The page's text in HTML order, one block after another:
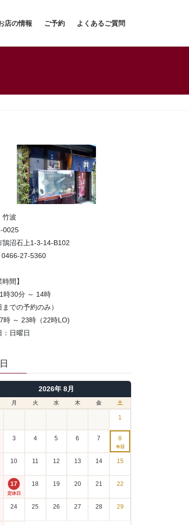
店の情報 ご予約 よくあるご質問
波
0025
鵠沼石上1-3-14-B102
0466-27-5360
時間】
時30分 ～ 14時
までの予約のみ）
時 ～ 23時（22時LO)
：日曜日
2026年 8月
月 火 水 木 金 土
1
3 4 5 6 7 8
今日
10 11 12 13 14 15
17
定休日
18 19 20 21 22
24 25 26 27 28 29